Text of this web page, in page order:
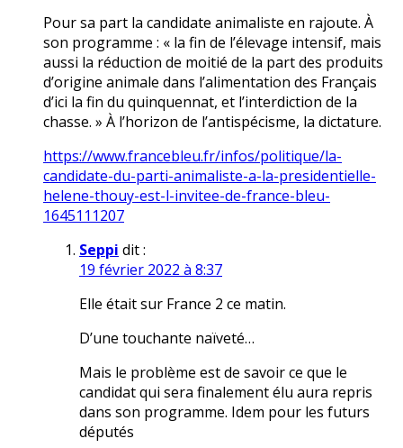
Pour sa part la candidate animaliste en rajoute. À
son programme : « la fin de l’élevage intensif, mais
aussi la réduction de moitié de la part des produits
d’origine animale dans l’alimentation des Français
d’ici la fin du quinquennat, et l’interdiction de la
chasse. » À l’horizon de l’antispécisme, la dictature.
https://www.francebleu.fr/infos/politique/la-
candidate-du-parti-animaliste-a-la-presidentielle-
helene-thouy-est-l-invitee-de-france-bleu-
1645111207
Seppi dit :
19 février 2022 à 8:37
Elle était sur France 2 ce matin.
D’une touchante naïveté…
Mais le problème est de savoir ce que le
candidat qui sera finalement élu aura repris
dans son programme. Idem pour les futurs
députés